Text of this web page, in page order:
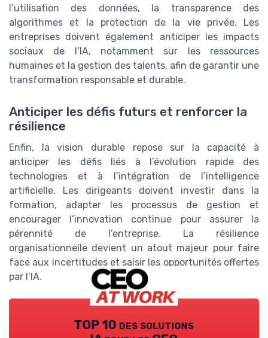
l’utilisation des données, la transparence des
algorithmes et la protection de la vie privée. Les
entreprises doivent également anticiper les impacts
sociaux de l’IA, notamment sur les ressources
humaines et la gestion des talents, afin de garantir une
transformation responsable et durable.
Anticiper les défis futurs et renforcer la
résilience
Enfin, la vision durable repose sur la capacité à
anticiper les défis liés à l’évolution rapide des
technologies et à l’intégration de l’intelligence
artificielle. Les dirigeants doivent investir dans la
formation, adapter les processus de gestion et
encourager l’innovation continue pour assurer la
pérennité de l’entreprise. La résilience
organisationnelle devient un atout majeur pour faire
face aux incertitudes et saisir les opportunités offertes
par l’IA.
TOP 10 des solutions